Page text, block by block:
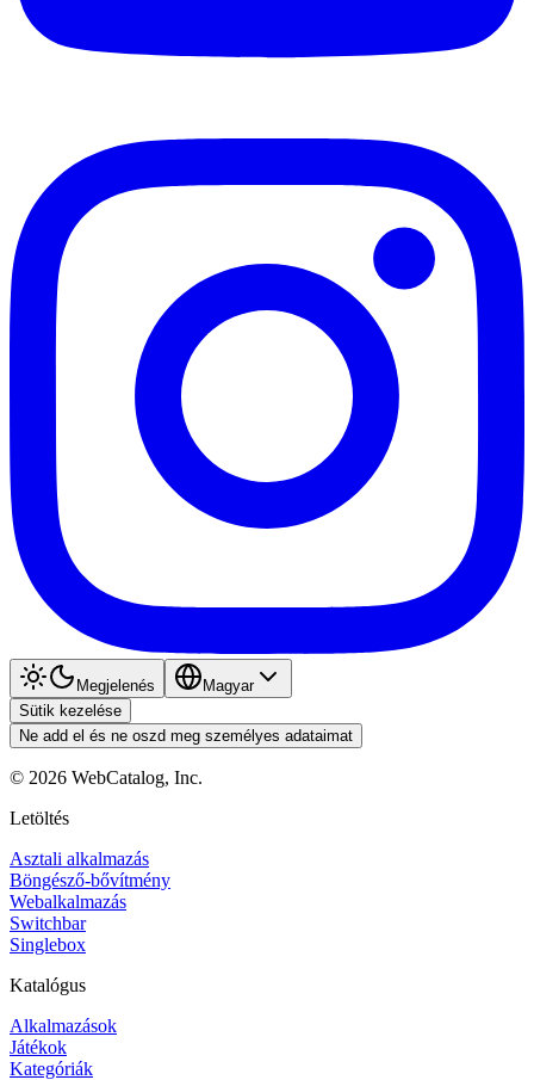
Megjelenés
Magyar
Sütik kezelése
Ne add el és ne oszd meg személyes adataimat
© 2026 WebCatalog, Inc.
Letöltés
Asztali alkalmazás
Böngésző-bővítmény
Webalkalmazás
Switchbar
Singlebox
Katalógus
Alkalmazások
Játékok
Kategóriák